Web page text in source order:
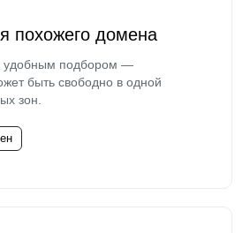
похожего домена
удобным подбором —
быть свободно в одной
зон.